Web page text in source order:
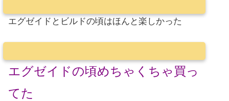
エグゼイドとビルドの頃はほんと楽しかった
エグゼイドの頃めちゃくちゃ買っ
てた